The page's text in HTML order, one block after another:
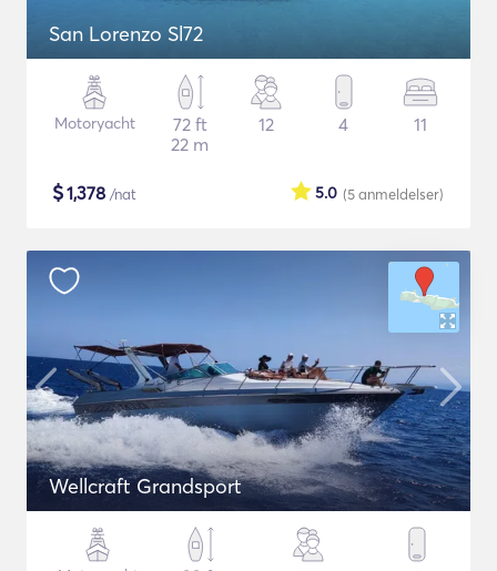
San Lorenzo Sl72
Motoryacht
72 ft
22 m
12 4 11
$1,378 /nat (5anmeldelser)
5.0
Wellcraft Grandsport